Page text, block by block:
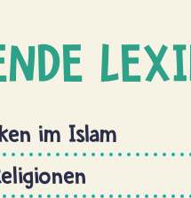
im Islam